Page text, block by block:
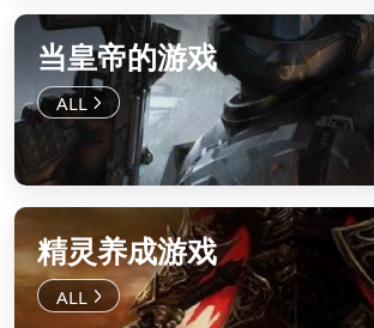
当皇帝的游戏
精灵养成游戏